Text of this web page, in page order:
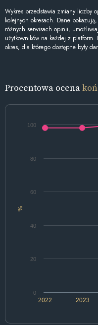
Wykres przedstawia zmiany liczby
kolejnych okresach. Dane
różnych serwisach opinii,
użytkowników na każdej z platform.
okres, dla którego dostępne były
Procentowa ocena
%
2022 2023
0
20
40
60
80
100